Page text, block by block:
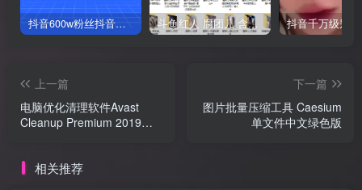
抖音600w粉丝抖音网红痞幼一手资料 877P 500M 含私拍 斗鱼红人 腐团儿 含付费 大尺写真 32套
上一篇
电脑优化清理软件Avast
Cleanup Premium 2019中
下一篇
图片批量压缩工具 Caesium
单文件中文绿色版
相关推荐